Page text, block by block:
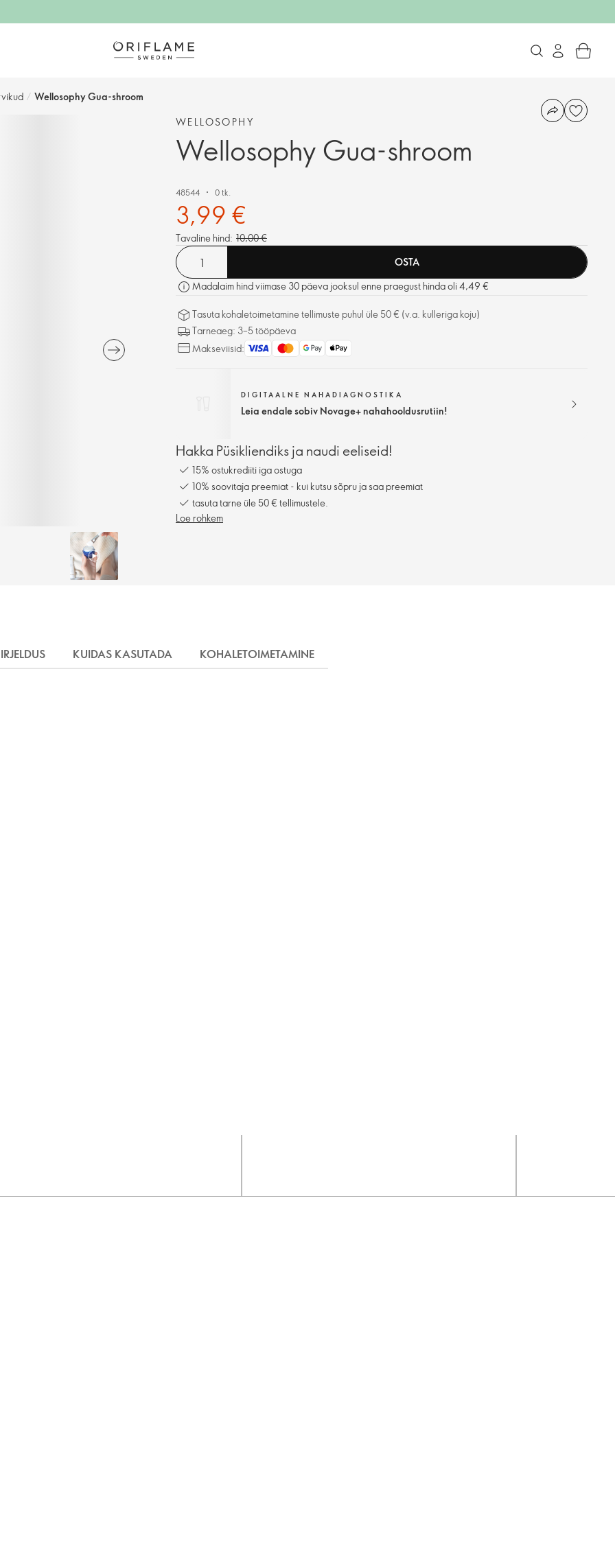
/ Wellosophy Gua-shroom
WELLOSOPHY
Wellosophy Gua-shroom
48544 0 tk.
3,99 €
Tavaline hind: 10,00 €
OSTA
Madalaim hind viimase 30 päeva jooksul enne praegust hinda oli 4,49 €
Tasuta kohaletoimetamine tellimuste puhul üle 50 € (v.a. kulleriga koju)
Tarneaeg: 3–5 tööpäeva
Makseviisid:
DIGITAALNE NAHADIAGNOSTIKA
Leia endale sobiv Novage+ nahahooldusrutiin!
Hakka Püsikliendiks ja naudi eeliseid!
15% ostukrediiti iga ostuga
10% soovitaja preemiat - kui kutsu sõpru ja saa preemiat
tasuta tarne üle 50 € tellimustele.
Loe rohkem
KUIDAS KASUTADA KOHALETOIMETAMINE